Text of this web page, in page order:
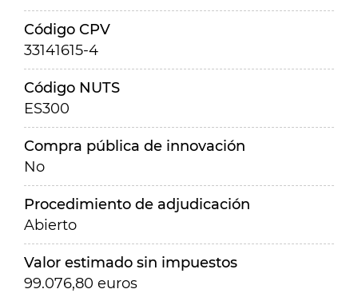
Código CPV
33141615-4
Código NUTS
ES300
Compra pública de innovación
No
Procedimiento de adjudicación
Abierto
Valor estimado sin impuestos
99.076,80 euros